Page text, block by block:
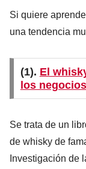
Si quiere
una tendencia
(1). El
los negocios
Se trata de un
de whisky de
Investigación de